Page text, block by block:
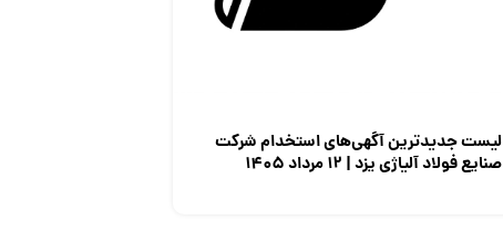
لیست جدیدترین آگهی‌های استخدام شرکت
صنایع فولاد آلیاژی یزد | ۱۲ مرداد ۱۴۰۵